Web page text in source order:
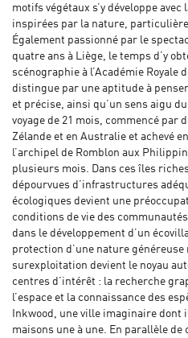
motifs végétaux s’y développe
inspirées par la nature,
Également passionné par le
quatre ans à Liège, le temps d’y
scénographie à l’Académie Royale
distingue par une aptitude à
et précise, ainsi qu’un sens aigu
voyage de 21 mois, commencé par
Zélande et en Australie et achevé
l’archipel de Romblon aux
plusieurs mois. Dans ces îles
dépourvues d’infrastructures
écologiques devient une
conditions de vie des communautés
dans le développement d’un
protection d’une nature
surexploitation devient le noyau
centres d’intérêt : la recherche
l’espace et la connaissance des
Inkwood, une ville imaginaire dont
maisons une à une. En parallèle